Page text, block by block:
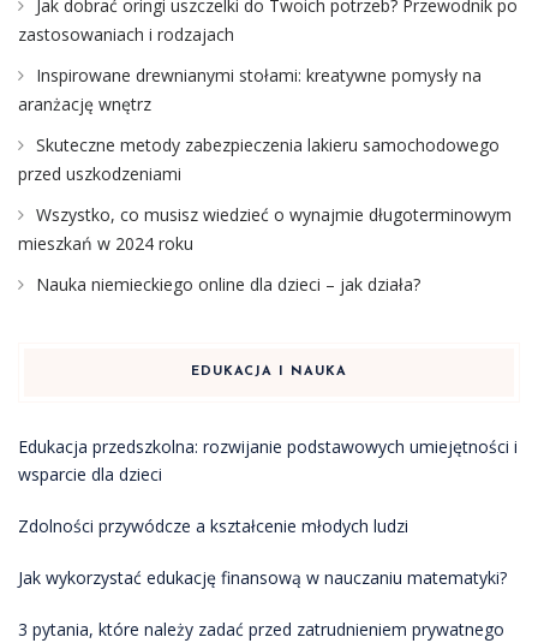
Jak dobrać oringi uszczelki do Twoich potrzeb? Przewodnik po
zastosowaniach i rodzajach
Inspirowane drewnianymi stołami: kreatywne pomysły na
aranżację wnętrz
Skuteczne metody zabezpieczenia lakieru samochodowego
przed uszkodzeniami
Wszystko, co musisz wiedzieć o wynajmie długoterminowym
mieszkań w 2024 roku
Nauka niemieckiego online dla dzieci – jak działa?
EDUKACJA I NAUKA
Edukacja przedszkolna: rozwijanie podstawowych umiejętności i
wsparcie dla dzieci
Zdolności przywódcze a kształcenie młodych ludzi
Jak wykorzystać edukację finansową w nauczaniu matematyki?
3 pytania, które należy zadać przed zatrudnieniem prywatnego